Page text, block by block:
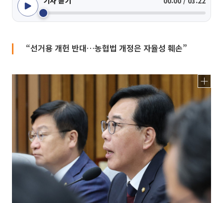
“선거용 개헌 반대…농협법 개정은 자율성 훼손”